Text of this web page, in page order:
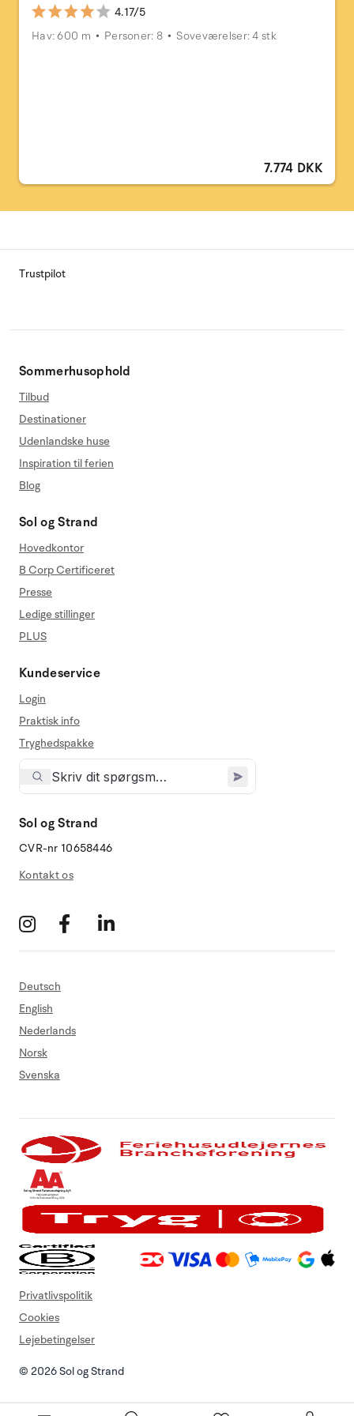
4.17/5
Hav: 600 m
Personer: 8 Soveværelser: 4 stk
7.774 DKK
Trustpilot
Sommerhusophold
Tilbud
Destinationer
Udenlandske huse
Inspiration til ferien
Blog
Sol og Strand
Hovedkontor
B Corp Certificeret
Presse
Ledige stillinger
PLUS
Kundeservice
Login
Praktisk info
Tryghedspakke
Sol og Strand
CVR-nr 10658446
Kontakt os
Deutsch
English
Nederlands
Norsk
Svenska
© 2026 Sol og Strand
Privatlivspolitik
Cookies
Lejebetingelser